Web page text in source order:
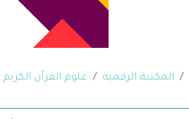
المكتبة الرقمية علوم القرآن الكريم